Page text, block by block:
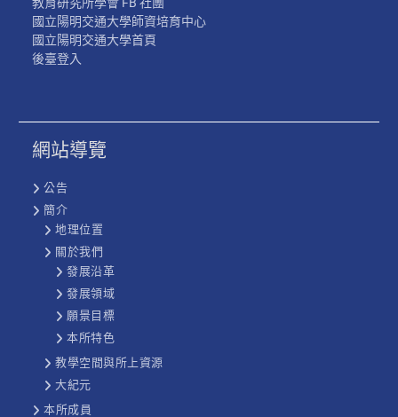
國立陽明交通大學師資培育中心
國立陽明交通大學首頁
後臺登入
網站導覽
公告
簡介
地理位置
關於我們
發展沿革
發展領域
願景目標
本所特色
教學空間與所上資源
大紀元
本所成員